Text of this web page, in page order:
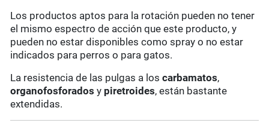
Los productos aptos para la rotación pueden no tener
el mismo espectro de acción que este producto, y
pueden no estar disponibles como spray o no estar
indicados para perros o para gatos.
La resistencia de las pulgas a loscarbamatos,
organofosforados y piretroides, están bastante
extendidas.